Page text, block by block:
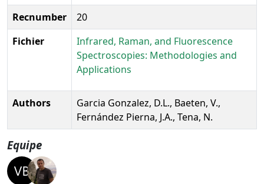
Recnumber
20
Fichier
Infrared, Raman, and Fluorescence
Spectroscopies: Methodologies and
Applications
Authors
Garcia Gonzalez, D.L., Baeten, V.,
Fernández Pierna, J.A., Tena, N.
Equipe